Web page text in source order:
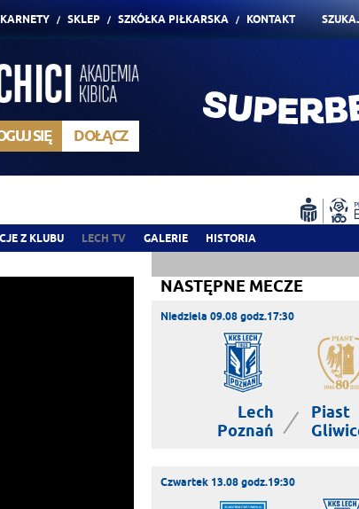
KARNETY SKLEP SZKÓŁKA PIŁKARSKA KONTAKT
SIĘ DOŁĄCZ
Z KLUBU LECH TV GALERIE HISTORIA
NASTĘPNE MECZE
Niedziela 09.08 godz.17:30
Lech
Poznań
|
Piast
Czwartek 13.08 godz.19:30